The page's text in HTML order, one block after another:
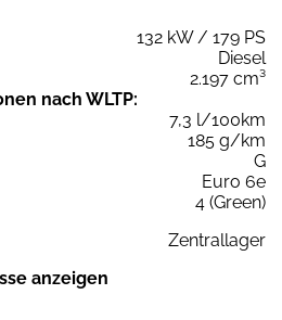
132 kW / 179 PS
Diesel
2.197 cm³
nach WLTP:
7,3 l/100km
185 g/km
G
Euro 6e
4 (Green)
Zentrallager
anzeigen